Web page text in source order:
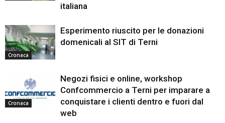
italiana
Cronaca
Esperimento riuscito per le donazioni
domenicali al SIT di Terni
Cronaca
Negozi fisici e online, workshop
Confcommercio a Terni per imparare a
conquistare i clienti dentro e fuori dal
web